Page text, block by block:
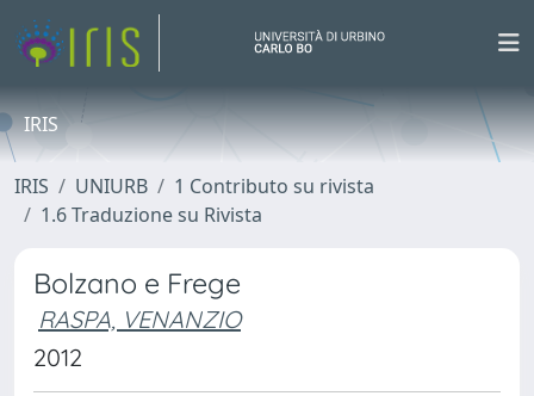
IRIS
IRIS UNIURB
1 Contributo su rivista
1.6 Traduzione su Rivista
Bolzano e Frege
RASPA, VENANZIO
2012